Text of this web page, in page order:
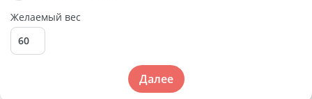
Желаемый вес
Далее